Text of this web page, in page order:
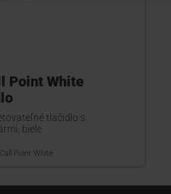
Point White
tlačidlo s
biele
Point White